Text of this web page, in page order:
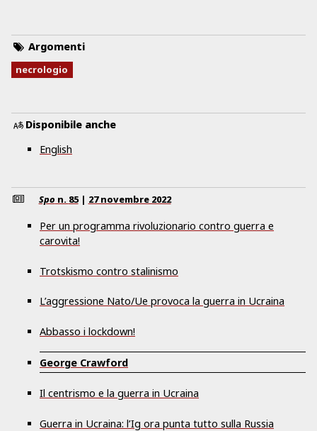
Argomenti
necrologio
Disponibile anche
English
Spo n. 85 | 27 novembre 2022
Per un programma rivoluzionario contro guerra e
carovita!
Trotskismo contro stalinismo
L’aggressione Nato/Ue provoca la guerra in Ucraina
Abbasso i lockdown!
George Crawford
Il centrismo e la guerra in Ucraina
Guerra in Ucraina: l’Ig ora punta tutto sulla Russia